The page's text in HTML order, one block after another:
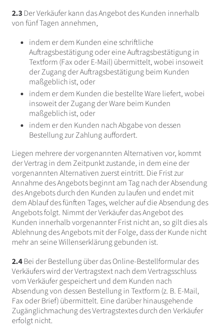
2.3Der Verkäufer kann das Angebot des Kunden innerhalb
von fünf Tagen annehmen,
indem er dem Kunden eine schriftliche
Auftragsbestätigung oder eine Auftragsbestätigung in
Textform (Fax oder E-Mail) übermittelt, wobei insoweit
der Zugang der Auftragsbestätigung beim Kunden
maßgeblich ist, oder
indem er dem Kunden die bestellte Ware liefert, wobei
insoweit der Zugang der Ware beim Kunden
maßgeblich ist, oder
indem er den Kunden nach Abgabe von dessen
Bestellung zur Zahlung auffordert.
Liegen mehrere der vorgenannten Alternativen vor, kommt
der Vertrag in dem Zeitpunkt zustande, in dem eine der
vorgenannten Alternativen zuerst eintritt. Die Frist zur
Annahme des Angebots beginnt am Tag nach der Absendung
des Angebots durch den Kunden zu laufen und endet mit
dem Ablauf des fünften Tages, welcher auf die Absendung des
Angebots folgt. Nimmt der Verkäufer das Angebot des
Kunden innerhalb vorgenannter Frist nicht an, so gilt dies als
Ablehnung des Angebots mit der Folge, dass der Kunde nicht
mehr an seine Willenserklärung gebunden ist.
2.4Bei der Bestellung über das Online-Bestellformular des
Verkäufers wird der Vertragstext nach dem Vertragsschluss
vom Verkäufer gespeichert und dem Kunden nach
Absendung von dessen Bestellung in Textform (z. B. E-Mail,
Fax oder Brief) übermittelt. Eine darüber hinausgehende
Zugänglichmachung des Vertragstextes durch den Verkäufer
erfolgt nicht.